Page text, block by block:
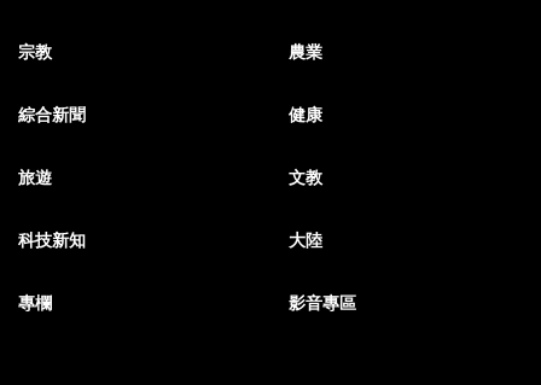
宗教 農業
綜合新聞 健康
旅遊 文教
科技新知 大陸
專欄 影音專區